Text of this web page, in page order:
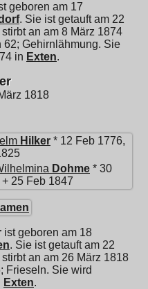
geboren am 17
. Sie ist getauft am 22
stirbt an am 8 März 1874
62; Gehirnlähmung. Sie
in Exten.
1818
Hilker * 12 Feb 1776,
Dohme * 30
25 Feb 1847
ist geboren am 18
. Sie ist getauft am 22
stirbt an am 26 März 1818
Frieseln. Sie wird
Exten.